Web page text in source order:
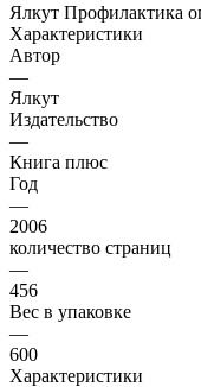
Ялкут Профилактика
Характеристики
Автор
—
Ялкут
Издательство
—
Книга плюс
Год
—
2006
количество страниц
—
456
Вес в упаковке
—
600
Характеристики